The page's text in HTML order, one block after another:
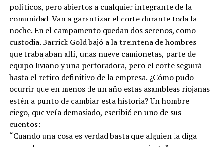
políticos, pero abiertos a cualquier integrante de la
comunidad. Van a garantizar el corte durante toda la
noche. En el campamento quedan dos serenos, como
custodia. Barrick Gold bajó a la treintena de hombres
que trabajaban allí, unas nueve camionetas, parte de
equipo liviano y una perforadora, pero el corte seguirá
hasta el retiro definitivo de la empresa. ¿Cómo pudo
ocurrir que en menos de un año estas asambleas riojanas
estén a punto de cambiar esta historia? Un hombre
ciego, que veía demasiado, escribió en uno de sus
cuentos:
“Cuando una cosa es verdad basta que alguien la diga